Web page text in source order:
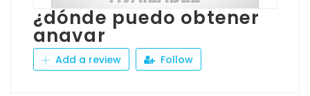
¿dónde puedo obtener
anavar
Add a review Follow